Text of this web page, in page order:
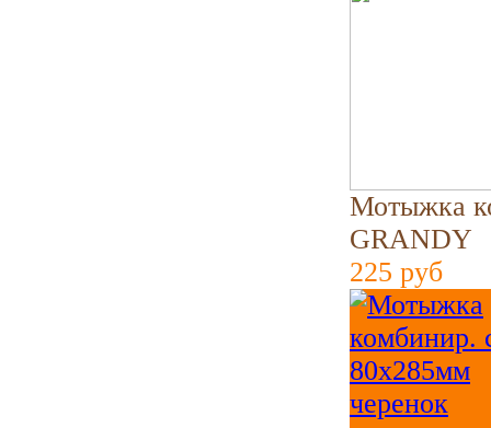
Мотыжка
GRANDY
225 руб